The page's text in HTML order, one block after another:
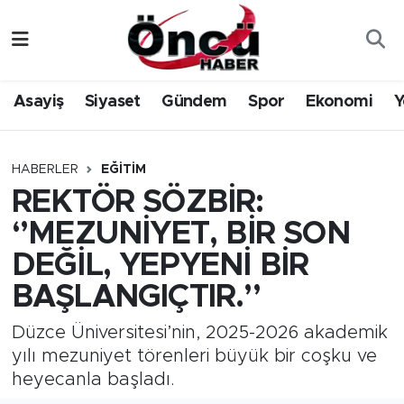
Asayiş Siyaset Gündem Spor Ekonomi
HABERLER EĞITIM
REKTÖR SÖZBİR:
‘’MEZUNİYET, BİR SON
DEĞİL, YEPYENİ BİR
BAŞLANGIÇTIR.’’
Düzce Üniversitesi’nin, 2025-2026 akademik
yılı mezuniyet törenleri büyük bir coşku ve
heyecanla başladı.
Gündem
Sağlık & Çevre
Spor
Siyaset
Yerel Haber
Öncü TV İzle
Düzce Nöbetçi Eczaneler
Düzce Hava Durumu
Düzce Namaz Vakitleri
Düzce Trafik Yoğunluk Haritası
Süper Lig Puan Durumu ve Fikstür
Tüm Manşetler
Son Dakika Haberleri
Haber Arşivi